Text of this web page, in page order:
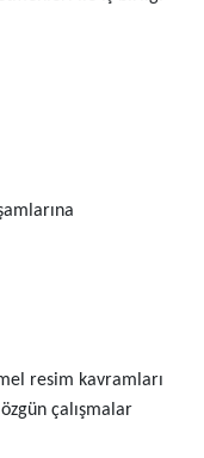
resim kavramları
çalışmalar